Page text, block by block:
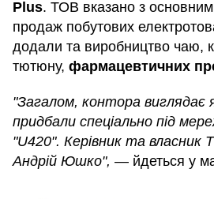
Plus. ТОВ вказано з основним
продаж побутових
додали та виробництво чаю,
тютюну, фармацевтичних
"Загалом, контора виглядає
придбали спеціально під
"U420". Керівник та власник
Андрій Юшко", — йдеться у